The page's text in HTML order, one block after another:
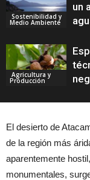
Sostenibilidad y
Medio Ambiente
un
Agricultura y
Producción
El desierto de
de la región más
aparentemente
monumentales,